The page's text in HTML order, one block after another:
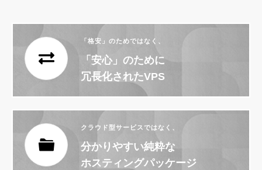
「格安」のためではなく、
「安心」のために
冗長化されたVPS
クラウド型サービスではなく、
分かりやすい純粋な
ホスティングパッケージ